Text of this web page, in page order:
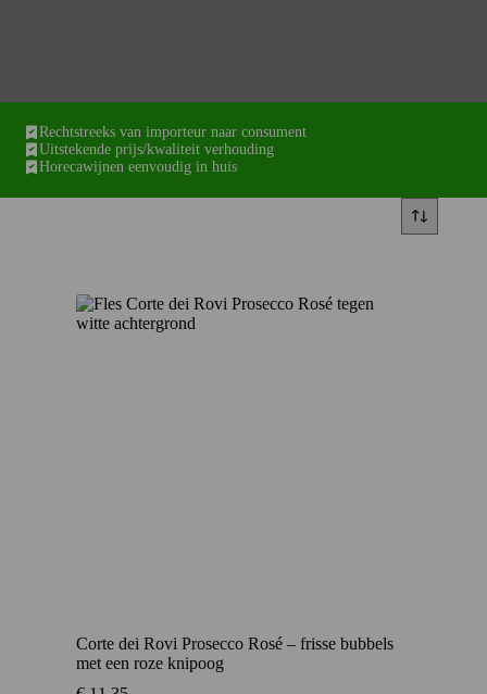
Rechtstreeks van importeur naar consument
Uitstekende prijs/kwaliteit verhouding
Horecawijnen eenvoudig in huis
Corte dei Rovi Prosecco Rosé – frisse bubbels
met een roze knipoog